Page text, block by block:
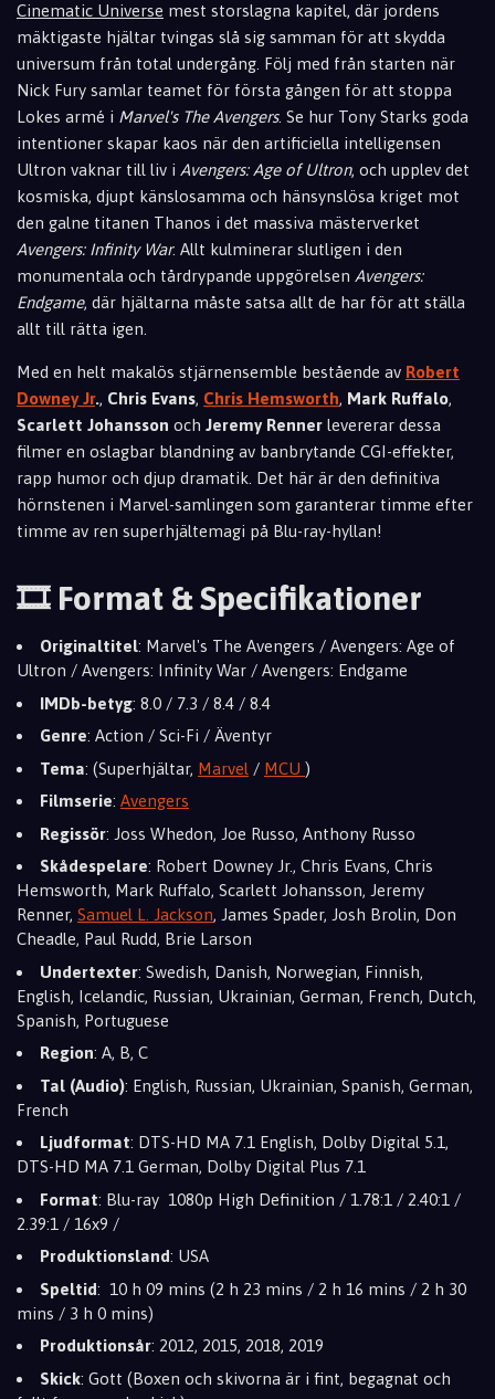
Cinematic Universe mest storslagna kapitel, där jordens
mäktigaste hjältar tvingas slå sig samman för att skydda
universum från total undergång. Följ med från starten när
Nick Fury samlar teamet för första gången för att stoppa
Lokes armé i Marvel's The Avengers. Se hur Tony Starks goda
intentioner skapar kaos när den artificiella intelligensen
Ultron vaknar till liv i Avengers: Age of Ultron, och upplev det
kosmiska, djupt känslosamma och hänsynslösa kriget mot
den galne titanen Thanos i det massiva mästerverket
Avengers: Infinity War. Allt kulminerar slutligen i den
monumentala och tårdrypande uppgörelsen Avengers:
Endgame, där hjältarna måste satsa allt de har för att ställa
allt till rätta igen.
Med en helt makalös stjärnensemble bestående av Robert
Downey Jr., Chris Evans, Chris Hemsworth, Mark Ruffalo,
Scarlett Johansson och Jeremy Renner levererar dessa
filmer en oslagbar blandning av banbrytande CGI-effekter,
rapp humor och djup dramatik. Det här är den definitiva
hörnstenen i Marvel-samlingen som garanterar timme efter
timme av ren superhjältemagi på Blu-ray-hyllan!
🎞️ Format & Specifikationer
Originaltitel: Marvel's The Avengers / Avengers: Age of
Ultron / Avengers: Infinity War / Avengers: Endgame
IMDb-betyg: 8.0 / 7.3 / 8.4 / 8.4
Genre: Action / Sci-Fi / Äventyr
Tema: (Superhjältar, Marvel / MCU )
Filmserie: Avengers
Regissör: Joss Whedon, Joe Russo, Anthony Russo
Skådespelare: Robert Downey Jr., Chris Evans, Chris
Hemsworth, Mark Ruffalo, Scarlett Johansson, Jeremy
Renner, Samuel L. Jackson, James Spader, Josh Brolin, Don
Cheadle, Paul Rudd, Brie Larson
Undertexter: Swedish, Danish, Norwegian, Finnish,
English, Icelandic, Russian, Ukrainian, German, French, Dutch,
Spanish, Portuguese
Region: A, B, C
Tal (Audio): English, Russian, Ukrainian, Spanish, German,
French
Ljudformat: DTS-HD MA 7.1 English, Dolby Digital 5.1,
DTS-HD MA 7.1 German, Dolby Digital Plus 7.1
Format: Blu-ray 1080p High Definition / 1.78:1 / 2.40:1 /
2.39:1 / 16x9 /
Produktionsland: USA
Speltid: 10 h 09 mins (2 h 23 mins / 2 h 16 mins / 2 h 30
mins / 3 h 0 mins)
Produktionsår: 2012, 2015, 2018, 2019
Skick: Gott (Boxen och skivorna är i fint, begagnat och